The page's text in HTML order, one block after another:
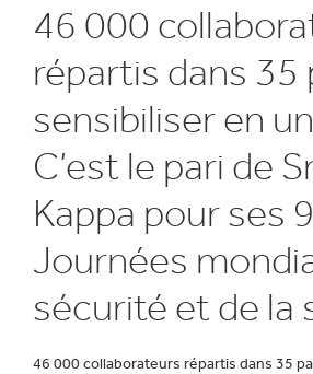
46 000
répartis dans 35
sensibiliser en
C’est le pari de
Kappa pour ses
Journées
sécurité et de la
46 000 collaborateurs répartis dans 35